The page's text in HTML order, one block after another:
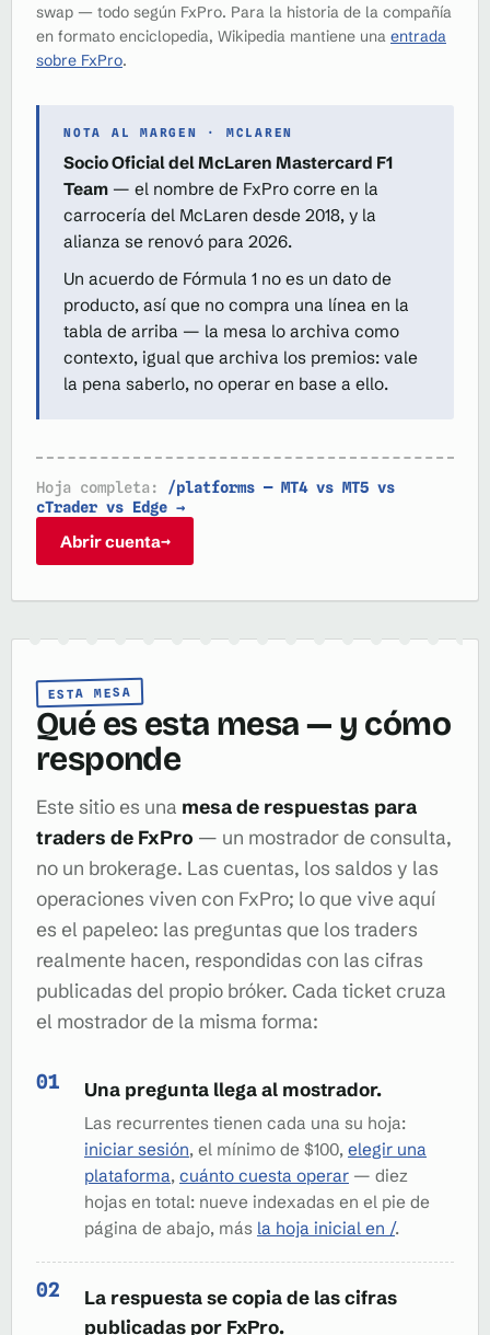
swap — todo según FxPro. Para la historia de la compañía
en formato enciclopedia, Wikipedia mantiene una entrada
sobre FxPro.
NOTA AL MARGEN · MCLAREN
Socio Oficial del McLaren Mastercard F1
Team — el nombre de FxPro corre en la
carrocería del McLaren desde 2018, y la
alianza se renovó para 2026.
Un acuerdo de Fórmula 1 no es un dato de
producto, así que no compra una línea en la
tabla de arriba — la mesa lo archiva como
contexto, igual que archiva los premios: vale
la pena saberlo, no operar en base a ello.
Hoja completa:
/platforms — MT4 vs MT5 vs
cTrader vs Edge →
Abrir cuenta→
ESTA MESA
Qué es esta mesa — y cómo
responde
Este sitio es una mesa de respuestas para
traders de FxPro — un mostrador de consulta,
no un brokerage. Las cuentas, los saldos y las
operaciones viven con FxPro; lo que vive aquí
es el papeleo: las preguntas que los traders
realmente hacen, respondidas con las cifras
publicadas del propio bróker. Cada ticket cruza
el mostrador de la misma forma:
Una pregunta llega al mostrador.
Las recurrentes tienen cada una su hoja:
iniciar sesión, el mínimo de $100, elegir una
plataforma, cuánto cuesta operar — diez
hojas en total: nueve indexadas en el pie de
página de abajo, más la hoja inicial en /.
La respuesta se copia de las cifras
publicadas por FxPro.